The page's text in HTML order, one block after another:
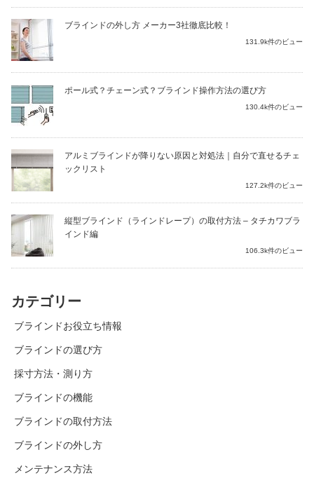
ブラインドの外し方 メーカー3社徹底比較！
131.9k件のビュー
ポール式？チェーン式？ブラインド操作方法の選び方
130.4k件のビュー
アルミブラインドが降りない原因と対処法｜自分で直せるチェ
ックリスト
127.2k件のビュー
縦型ブラインド（ラインドレープ）の取付方法 – タチカワブラ
インド編
106.3k件のビュー
カテゴリー
ブラインドお役立ち情報
ブラインドの選び方
採寸方法・測り方
ブラインドの機能
ブラインドの取付方法
ブラインドの外し方
メンテナンス方法